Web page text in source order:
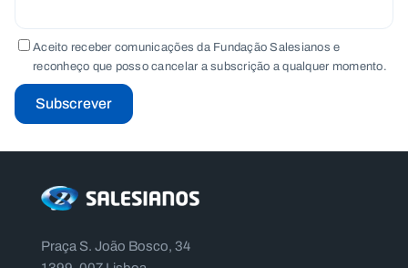
Aceito receber comunicações da Fundação Salesianos e
reconheço que posso cancelar a subscrição a qualquer momento.
Subscrever
Praça S. João Bosco, 34